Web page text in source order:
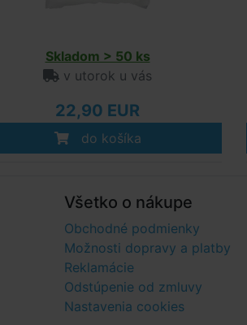
Skladom > 50 ks
v utorok u vás
22,90 EUR
do košíka
Všetko o nákupe
Obchodné podmienky
Možnosti dopravy a platby
Reklamácie
Odstúpenie od zmluvy
Nastavenia cookies